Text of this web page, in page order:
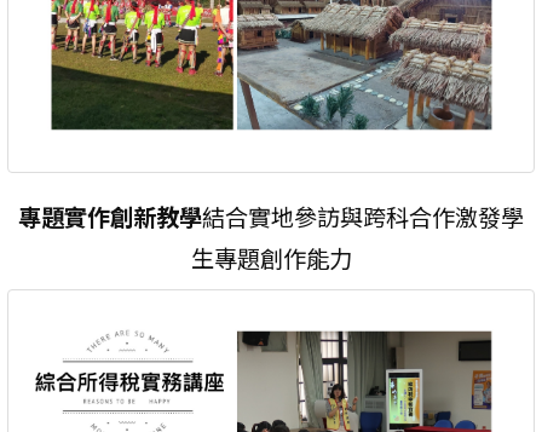
專題實作創新教學結合實地參訪與跨科合作激發學
生專題創作能力